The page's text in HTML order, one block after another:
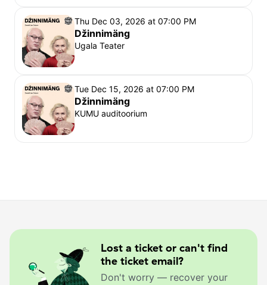
Thu Dec 03, 2026 at 07:00 PM
Džinnimäng
Ugala Teater
Tue Dec 15, 2026 at 07:00 PM
Džinnimäng
KUMU auditoorium
Lost a ticket or can't find
the ticket email?
Don't worry — recover your